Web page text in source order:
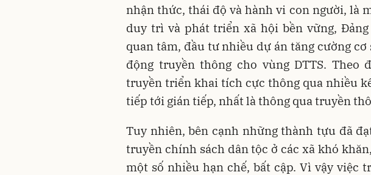
nhận thức, thái độ và hành vi con người, là
duy trì và phát triển xã hội bền vững,
quan tâm, đầu tư nhiều dự án tăng cường cơ
động truyền thông cho vùng DTTS. Theo
truyền triển khai tích cực thông qua nhiều
tiếp tới gián tiếp, nhất là thông qua truyền
Tuy nhiên, bên cạnh những thành tựu đã
truyền chính sách dân tộc ở các xã khó
một số nhiều hạn chế, bất cập. Vì vậy việc